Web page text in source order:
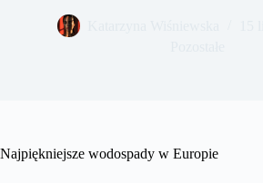
Najpiękniejsze wodospady w Europie